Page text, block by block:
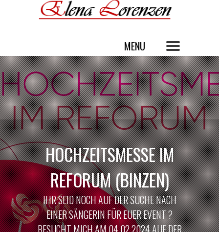
HOCHZEITSMESSE IM
REFORUM (BINZEN)
IHR SEID NOCH AUF DER SUCHE NACH
EINER SÄNGERIN FÜR EUER EVENT ?
BESUCHT MICH AM 04.02.2024 AUF DER